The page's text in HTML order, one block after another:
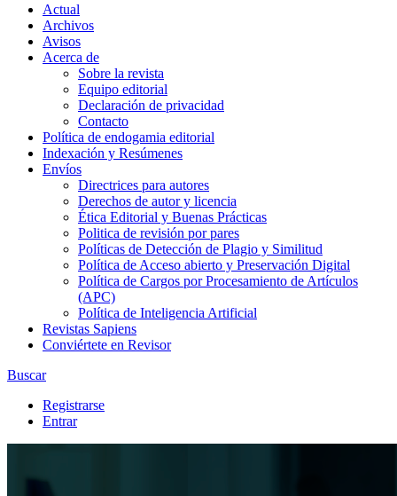
Actual
Archivos
Avisos
Acerca de
Sobre la revista
Equipo editorial
Declaración de privacidad
Contacto
Política de endogamia editorial
Indexación y Resúmenes
Envíos
Directrices para autores
Derechos de autor y licencia
Ética Editorial y Buenas Prácticas
Politica de revisión por pares
Políticas de Detección de Plagio y Similitud
Política de Acceso abierto y Preservación Digital
Política de Cargos por Procesamiento de Artículos
(APC)
Política de Inteligencia Artificial
Revistas Sapiens
Conviértete en Revisor
Buscar
Registrarse
Entrar